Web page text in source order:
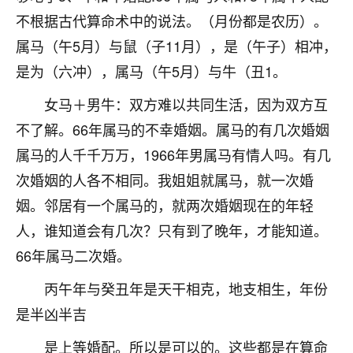
不根据古代算命术中的说法。（月份都是农历）。
属马（午5月）与鼠（子11月），是（午子）相冲，
是为（六冲），属马（午5月）与牛（丑1。
女马＋男牛：双方难以共同生活，因为双方互
不了解。66年属马的不幸婚姻。属马的有几次婚姻
属马的人千千万万，1966年男属马有情人吗。有几
次婚姻的人各不相同。我姐姐就属马，就一次婚
姻。邻居有一个属马的，就两次婚姻现在的年轻
人，谁知道会有几次？只有到了晚年，才能知道。
66年属马二次婚。
丙午年与癸丑年是天干相克，地支相生，年份
是半凶半吉
是上等婚配。所以是可以的。这些都是在算命
2小时前 来自海南 18
梦醒时分
我女儿高二叛逆，大半年不上学，一说她就要死要活
的，把我们两口子愁的不行，朋友给我推荐的慧来老
师，一开始我是病急乱投医，这半年来，法事一个个
做完，我女儿跟变了个人一样，不期望她能考多好的
大学，只要能安安稳稳的把书读了，身体心理都健健
康康的我就很知足了！
鹿森：可怜天下父母心啊！
3小时前 来自河北
付深
我是公司人事调整，有升迁机会，但同时竞争的我们
三个，找老师的时候是抱着侥幸心理，没想到老师看